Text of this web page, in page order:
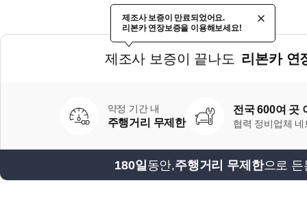
제조사 보증이 끝나도 리본카 연
제조사 보증이 만료되었어요.
리본카 연장보증을 이용해보세요!
약정 기간 내
주행거리 무제한
전국 600여 곳
협력 정비업체 네
180일 동안,주행거리 무제한으로 든